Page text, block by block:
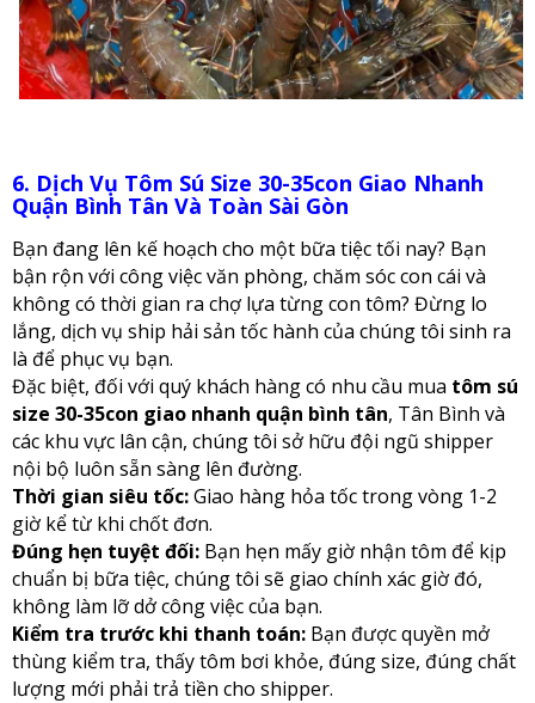
6. Dịch Vụ Tôm Sú Size 30-35con Giao Nhanh
Quận Bình Tân Và Toàn Sài Gòn
Bạn đang lên kế hoạch cho một bữa tiệc tối nay? Bạn
bận rộn với công việc văn phòng, chăm sóc con cái và
không có thời gian ra chợ lựa từng con tôm? Đừng lo
lắng, dịch vụ ship hải sản tốc hành của chúng tôi sinh ra
là để phục vụ bạn.
Đặc biệt, đối với quý khách hàng có nhu cầu mua tôm sú
size 30-35con giao nhanh quận bình tân, Tân Bình và
các khu vực lân cận, chúng tôi sở hữu đội ngũ shipper
nội bộ luôn sẵn sàng lên đường.
Thời gian siêu tốc:Giao hàng hỏa tốc trong vòng 1-2
giờ kể từ khi chốt đơn.
Đúng hẹn tuyệt đối: Bạn hẹn mấy giờ nhận tôm để kịp
chuẩn bị bữa tiệc, chúng tôi sẽ giao chính xác giờ đó,
không làm lỡ dở công việc của bạn.
Kiểm tra trước khi thanh toán: Bạn được quyền mở
thùng kiểm tra, thấy tôm bơi khỏe, đúng size, đúng chất
lượng mới phải trả tiền cho shipper.